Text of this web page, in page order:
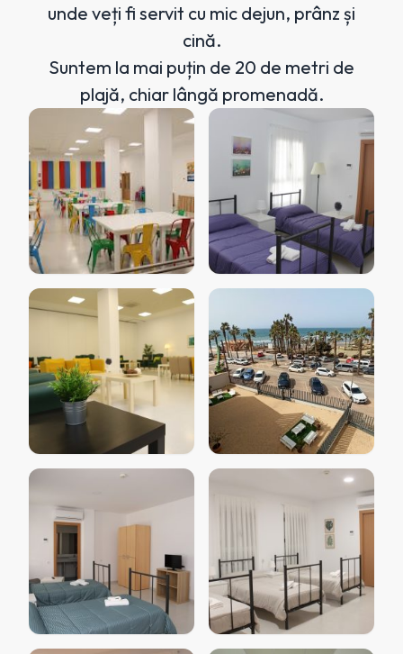
unde veți fi servit cu mic dejun, prânz și
cină.
Suntem la mai puțin de 20 de metri de
plajă, chiar lângă promenadă.